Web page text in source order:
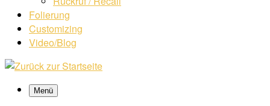
Folierung
Customizing
Video/Blog
Menü